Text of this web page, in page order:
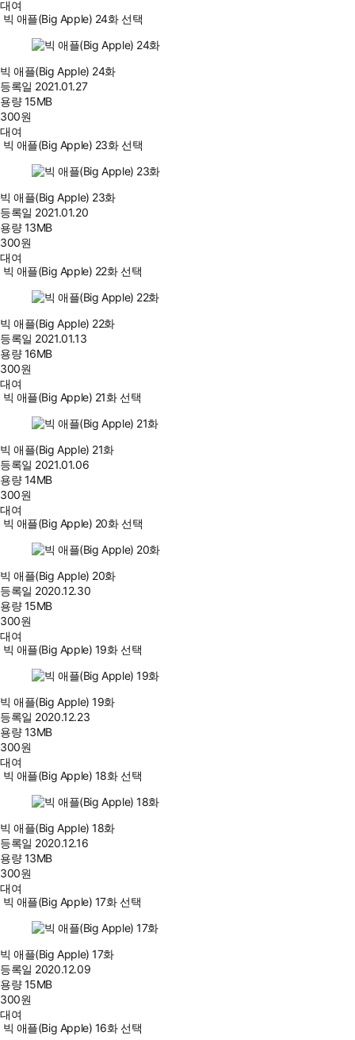
대여
빅 애플(Big Apple) 24화 선택
빅 애플(Big Apple) 24화
등록일 2021.01.27
용량15MB
300원
대여
빅 애플(Big Apple) 23화 선택
빅 애플(Big Apple) 23화
등록일 2021.01.20
용량13MB
300원
대여
빅 애플(Big Apple) 22화 선택
빅 애플(Big Apple) 22화
등록일 2021.01.13
용량16MB
300원
대여
빅 애플(Big Apple) 21화 선택
빅 애플(Big Apple) 21화
등록일 2021.01.06
용량14MB
300원
대여
빅 애플(Big Apple) 20화 선택
빅 애플(Big Apple) 20화
등록일 2020.12.30
용량15MB
300원
대여
빅 애플(Big Apple) 19화 선택
빅 애플(Big Apple) 19화
등록일 2020.12.23
용량13MB
300원
대여
빅 애플(Big Apple) 18화 선택
빅 애플(Big Apple) 18화
등록일 2020.12.16
용량13MB
300원
대여
빅 애플(Big Apple) 17화 선택
빅 애플(Big Apple) 17화
등록일 2020.12.09
용량15MB
300원
대여
빅 애플(Big Apple) 16화 선택